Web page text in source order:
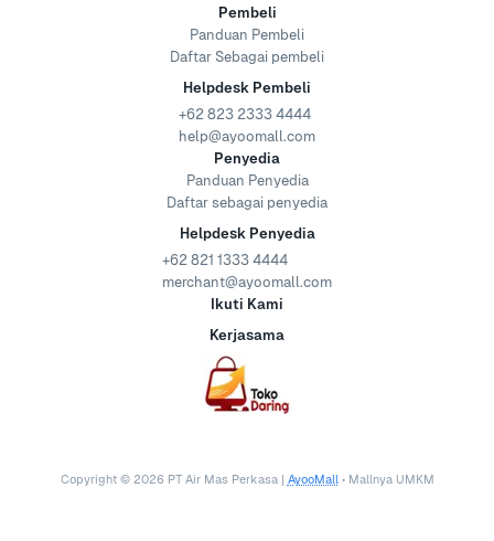
Pembeli
Panduan Pembeli
Daftar Sebagai pembeli
Helpdesk Pembeli
+62 823 2333 4444
help@ayoomall.com
Penyedia
Panduan Penyedia
Daftar sebagai penyedia
Helpdesk Penyedia
+62 821 1333 4444
merchant@ayoomall.com
Ikuti Kami
Kerjasama
Copyright © 2026 PT Air Mas Perkasa | AyooMall • Mallnya UMKM